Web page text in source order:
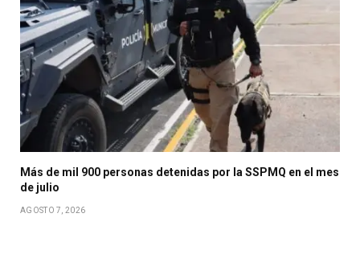
Más de mil 900 personas detenidas por la SSPMQ en el mes
de julio
AGOSTO 7, 2026